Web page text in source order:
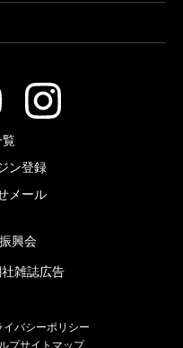
覧
ン登録
メール
興会
雑誌広告
イバシーポリシー